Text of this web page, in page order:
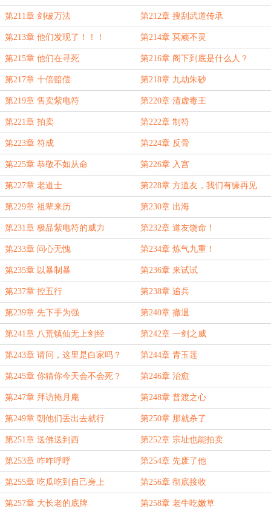
第211章 剑破万法 第212章 搜刮武道传承
第213章 他们发现了！！！ 第214章 冥顽不灵
第215章 他们在寻死 第216章 阁下到底是什么人？
第217章 十倍赔偿 第218章 九劫朱砂
第219章 售卖紫电符 第220章 清虚毒王
第221章 拍卖 第222章 制符
第223章 符成 第224章 反骨
第225章 恭敬不如从命 第226章 入宫
第227章 老道士 第228章 方道友，我们有缘再见
第229章 祖辈来历 第230章 出海
第231章 极品紫电符的威力 第232章 道友饶命！
第233章 问心无愧 第234章 炼气九重！
第235章 以暴制暴 第236章 来试试
第237章 控五行 第238章 追兵
第239章 先下手为强 第240章 撤退
第241章 八荒镇仙无上剑经 第242章 一剑之威
第243章 请问，这里是白家吗？ 第244章 青玉莲
第245章 你猜你今天会不会死？ 第246章 治愈
第247章 拜访掩月庵 第248章 普渡之心
第249章 朝他们丢出去就行 第250章 那就杀了
第251章 送佛送到西 第252章 宗址也能拍卖
第253章 咋咋呼呼 第254章 先废了他
第255章 吃瓜吃到自己身上 第256章 彻底接收
第257章 大长老的底牌 第258章 老牛吃嫩草